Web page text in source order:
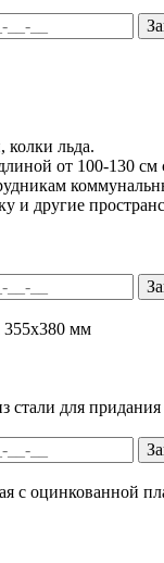
колки льда.
от 100-130
и другие
355х380 мм
стали для
с оцинкованной